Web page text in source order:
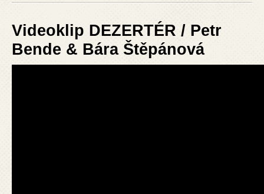
Videoklip DEZERTÉR / Petr
Bende & Bára Štěpánová